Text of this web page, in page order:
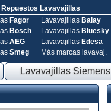
Repuestos Lavavajillas
Fagor
Bosch
AEG
Smeg
Lavavajillas Balay
Lavavajillas Bluesky
Lavavajillas Edesa
Más marcas lavavaj.
Lavavajillas Siemens